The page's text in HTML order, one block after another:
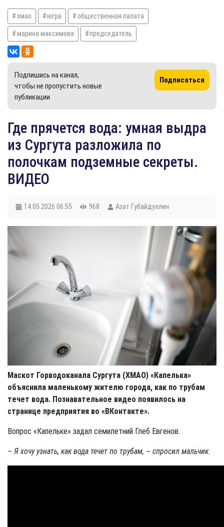
хмао югра общественная палата
марина максимова председатель
Подпишись на канал,
чтобы не пропустить новые
публикации
Подписаться
Где прячется вода: умная выдра
из Сургута разложила по
полочкам подземные секреты.
ВИДЕО
14.05.2026 06:55 968 Азат Губайдуллин
Маскот Горводоканала Сургута (ХМАО) «Капелька»
объяснила маленькому жителю города, как по трубам
течет вода. Познавательное видео появилось на
странице предприятия во «ВКонтакте».
Вопрос «Капельке» задал семилетний Глеб Евгенов.
– Я хочу узнать, как вода течет по трубам, – спросил мальчик.